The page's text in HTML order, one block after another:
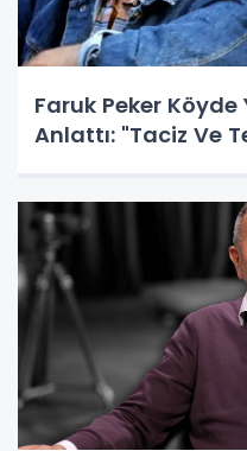
Faruk Peker Köyde
Anlattı: "Taciz Ve